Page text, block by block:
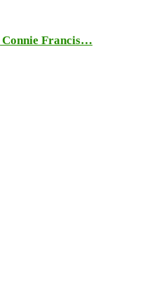
Connie Francis…